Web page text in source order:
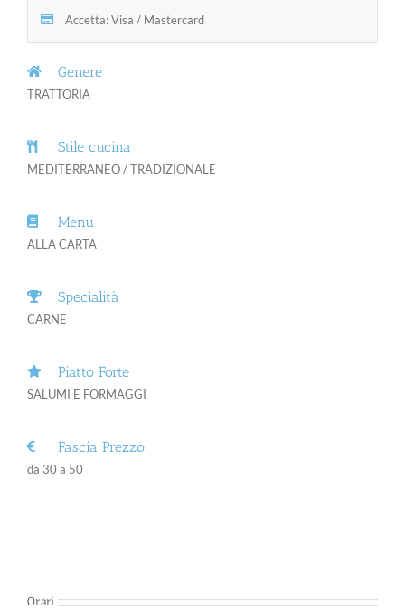
Accetta: Visa / Mastercard
Genere
TRATTORIA
Stile cucina
MEDITERRANEO / TRADIZIONALE
Menu
ALLA CARTA
Specialità
CARNE
Piatto Forte
SALUMI E FORMAGGI
Fascia Prezzo
da 30 a 50
Orari